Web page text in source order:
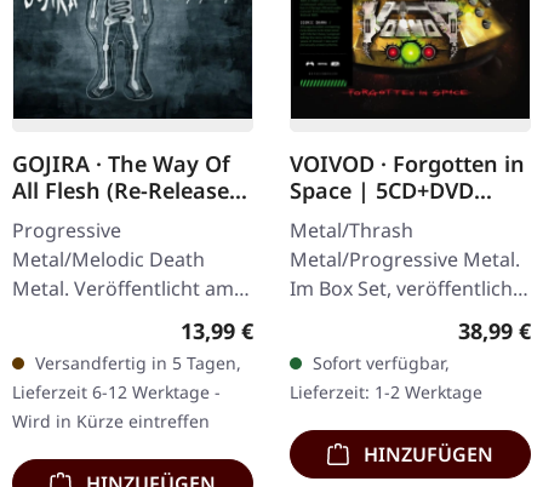
GOJIRA · The Way Of
All Flesh (Re-Release)
| CD
Progressive
Metal/Melodic Death
Metal. Veröffentlicht am
10.10.2013, auf Listenable
Records. CD im Jewelcase.
Gojira liefern mit „The
Way Of All…
Regulärer Preis:
13,99 €
Versandfertig in 5 Tagen,
Lieferzeit 6-12 Werktage -
Wird in Kürze eintreffen
VOIVOD · Forgotten in
Space | 5CD+DVD
BOXSET
Metal/Thrash
Metal/Progressive Metal.
Im Box Set, veröffentlicht
am 29.07.2022, auf
Sanctuary Records.
Spezielles 5CD+DVD Set,
Zusammenstellung der…
38,99 €
Sofort verfügbar,
Lieferzeit: 1-2 Werktage
HINZUFÜGEN